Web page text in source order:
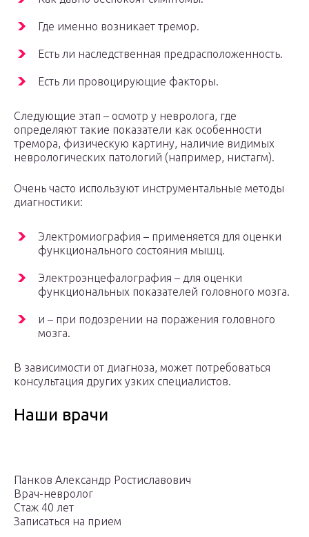
Где именно возникает тремор.
Есть ли наследственная предрасположенность.
Есть ли провоцирующие факторы.
Следующие этап – осмотр у невролога, где
определяют такие показатели как особенности
тремора, физическую картину, наличие видимых
неврологических патологий (например, нистагм).
Очень часто используют инструментальные методы
диагностики:
Электромиография – применяется для оценки
функционального состояния мышц.
Электроэнцефалография – для оценки
функциональных показателей головного мозга.
и – при подозрении на поражения головного
мозга.
В зависимости от диагноза, может потребоваться
консультация других узких специалистов.
Наши врачи
Панков Александр Ростиславович
Врач-невролог
Стаж 40 лет
Записаться на прием